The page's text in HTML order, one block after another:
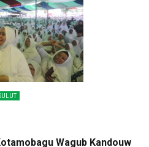
Wagub Kandouw